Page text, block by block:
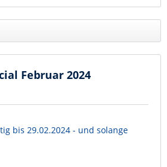
Februar 2024
bis 29.02.2024 - und solange